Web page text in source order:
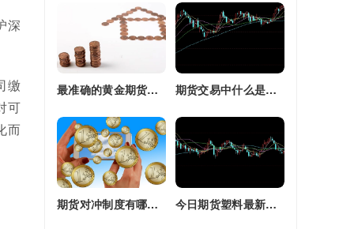
深
缴
可
而
最准确的黄金期货交易师(最准确的黄金期货交易师是谁) 期货交易中什么是复合头寸(期货交易中什么是复合头寸交易)
期货对冲制度有哪些(期货对冲制度有哪些类型) 今日期货塑料最新价格(今日期货塑料最新价格行情)